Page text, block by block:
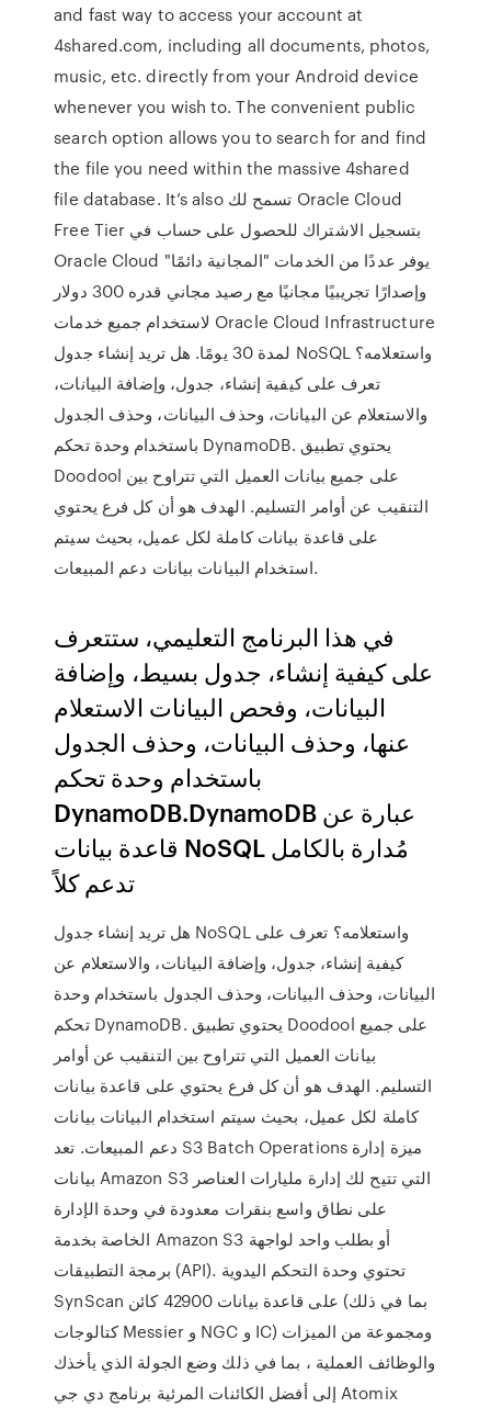
and fast way to access your account at
4shared.com, including all documents, photos,
music, etc. directly from your Android device
whenever you wish to. The convenient public
search option allows you to search for and find
the file you need within the massive 4shared
file database. It’s also تسمح لك Oracle Cloud
Free Tier بتسجيل الاشتراك للحصول على حساب في
Oracle Cloud يوفر عددًا من الخدمات "المجانية دائمًا"
وإصدارًا تجريبيًا مجانيًا مع رصيد مجاني قدره 300 دولار
لاستخدام جميع خدمات Oracle Cloud Infrastructure
لمدة 30 يومًا. هل تريد إنشاء جدول NoSQL واستعلامه؟
تعرف على كيفية إنشاء، جدول، وإضافة البيانات،
والاستعلام عن البيانات، وحذف البيانات، وحذف الجدول
باستخدام وحدة تحكم DynamoDB. يحتوي تطبيق
Doodool على جميع بيانات العميل التي تتراوح بين
التنقيب عن أوامر التسليم. الهدف هو أن كل فرع يحتوي
على قاعدة بيانات كاملة لكل عميل، بحيث سيتم
استخدام البيانات بيانات دعم المبيعات.
في هذا البرنامج التعليمي، ستتعرف
على كيفية إنشاء، جدول بسيط، وإضافة
البيانات، وفحص البيانات الاستعلام
عنها، وحذف البيانات، وحذف الجدول
باستخدام وحدة تحكم
DynamoDB.DynamoDB عبارة عن
قاعدة بيانات NoSQL مُدارة بالكامل
تدعم كلاً
هل تريد إنشاء جدول NoSQL واستعلامه؟ تعرف على
كيفية إنشاء، جدول، وإضافة البيانات، والاستعلام عن
البيانات، وحذف البيانات، وحذف الجدول باستخدام وحدة
تحكم DynamoDB. يحتوي تطبيق Doodool على جميع
بيانات العميل التي تتراوح بين التنقيب عن أوامر
التسليم. الهدف هو أن كل فرع يحتوي على قاعدة بيانات
كاملة لكل عميل، بحيث سيتم استخدام البيانات بيانات
دعم المبيعات. تعد S3 Batch Operations ميزة إدارة
بيانات Amazon S3 التي تتيح لك إدارة مليارات العناصر
على نطاق واسع بنقرات معدودة في وحدة الإدارة
الخاصة بخدمة Amazon S3 أو بطلب واحد لواجهة
برمجة التطبيقات (API). تحتوي وحدة التحكم اليدوية
SynScan على قاعدة بيانات 42900 كائن (بما في ذلك
كتالوجات Messier و NGC و IC) ومجموعة من الميزات
والوظائف العملية ، بما في ذلك وضع الجولة الذي يأخذك
إلى أفضل الكائنات المرئية برنامج دي جي Atomix